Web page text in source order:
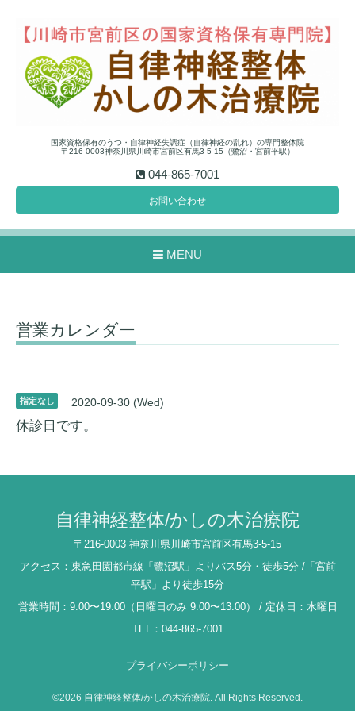
国家資格保有のうつ・自律神経失調症（自律神経の乱れ）の専門整体院
〒216-0003神奈川県川崎市宮前区有馬3-5-15（鷺沼・宮前平駅）
044-865-7001
お問い合わせ
MENU
営業カレンダー
指定なし 2020-09-30 (Wed)
休診日です。
自律神経整体/かしの木治療院
〒216-0003 神奈川県川崎市宮前区有馬3-5-15
アクセス：東急田園都市線「鷺沼駅」よりバス5分・徒歩5分 /「宮前
平駅」より徒歩15分
営業時間：9:00〜19:00（日曜日のみ 9:00〜13:00） / 定休日：水曜日
TEL：044-865-7001
プライバシーポリシー
©2026 自律神経整体/かしの木治療院 . All Rights Reserved.